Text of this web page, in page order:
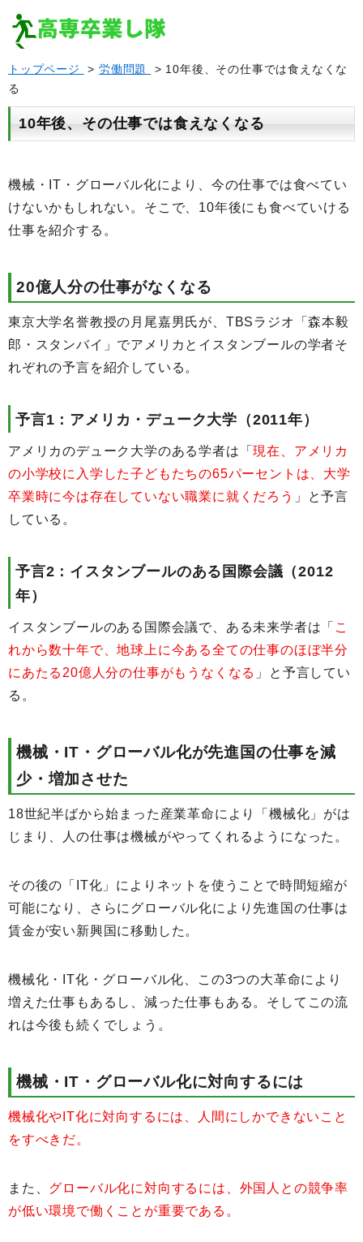
トップページ >労働問題
> 10年後、その仕事では食えなくな
る
10年後、その仕事では食えなくなる
機械・IT・グローバル化により、今の仕事では食べてい
けないかもしれない。そこで、10年後にも食べていける
仕事を紹介する。
20億人分の仕事がなくなる
東京大学名誉教授の月尾嘉男氏が、TBSラジオ「森本毅
郎・スタンバイ」でアメリカとイスタンブールの学者そ
れぞれの予言を紹介している。
予言1：アメリカ・デューク大学（2011年）
アメリカのデューク大学のある学者は「現在、アメリカ
の小学校に入学した子どもたちの65パーセントは、大学
卒業時に今は存在していない職業に就くだろう 」と予言
している。
予言2：イスタンブールのある国際会議（2012
年）
イスタンブールのある国際会議で、ある未来学者は「 こ
れから数十年で、地球上に今ある全ての仕事のほぼ半分
にあたる20億人分の仕事がもうなくなる 」と予言してい
る。
機械・IT・グローバル化が先進国の仕事を減
少・増加させた
18世紀半ばから始まった産業革命により「機械化」がは
じまり、人の仕事は機械がやってくれるようになった。
その後の「IT化」によりネットを使うことで時間短縮が
可能になり、さらにグローバル化により先進国の仕事は
賃金が安い新興国に移動した。
機械化・IT化・グローバル化、この3つの大革命により
増えた仕事もあるし、減った仕事もある。そしてこの流
れは今後も続くでしょう。
機械・IT・グローバル化に対向するには
機械化やIT化に対向するには、人間にしかできないこと
をすべきだ。
また、 グローバル化に対向するには、外国人との競争率
が低い環境で働くことが重要である。